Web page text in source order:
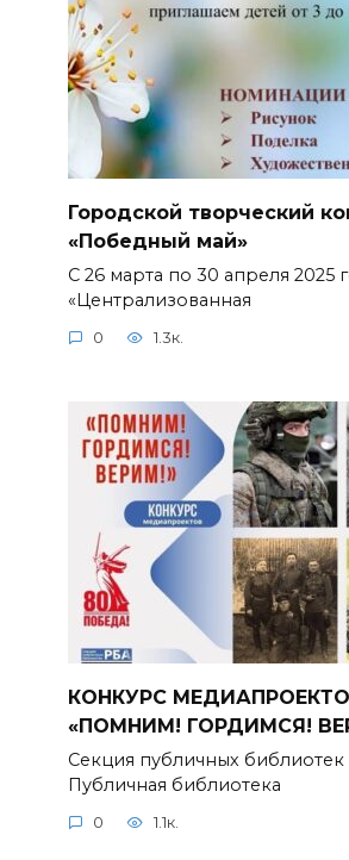
Городской творческий
«Победный май»
С 26 марта по 30 апреля 2025
«Централизованная
0 1.3к.
КОНКУРС
«ПОМНИМ! ГОРДИМСЯ!
Секция публичных
Публичная библиотека
0 1.1к.